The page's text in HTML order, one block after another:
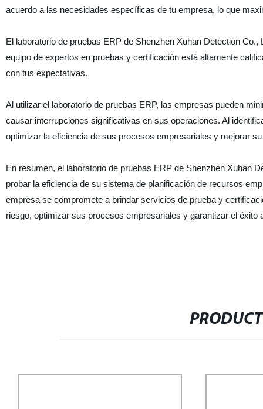
acuerdo a las necesidades específicas de tu empresa, lo que
El laboratorio de pruebas ERP de Shenzhen Xuhan Detection
equipo de expertos en pruebas y certificación está altamente
con tus expectativas.
Al utilizar el laboratorio de pruebas ERP, las empresas pueden
causar interrupciones significativas en sus operaciones. Al
optimizar la eficiencia de sus procesos empresariales y mejorar
En resumen, el laboratorio de pruebas ERP de Shenzhen Xuhan
probar la eficiencia de su sistema de planificación de recursos
empresa se compromete a brindar servicios de prueba y
riesgo, optimizar sus procesos empresariales y garantizar el éxito